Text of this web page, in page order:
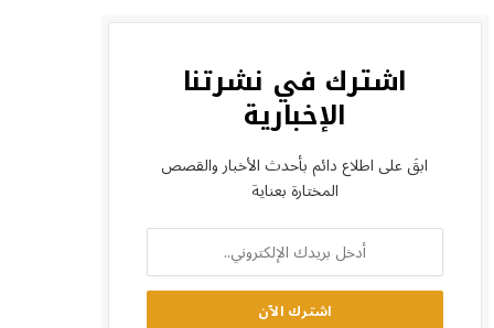
اشترك في نشرتنا
الإخبارية
ابقَ على اطلاع دائم بأحدث الأخبار والقصص
المختارة بعناية